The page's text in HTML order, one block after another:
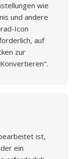
wie
und andere
Icon
auf
zur
ist,
ein